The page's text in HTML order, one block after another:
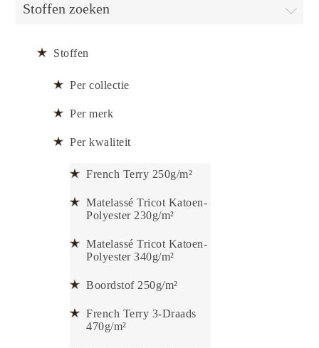
Stoffen zoeken
Stoffen
Per collectie
Per merk
Per kwaliteit
French Terry 250g/m²
Matelassé Tricot Katoen-
Polyester 230g/m²
Matelassé Tricot Katoen-
Polyester 340g/m²
Boordstof 250g/m²
French Terry 3-Draads
470g/m²